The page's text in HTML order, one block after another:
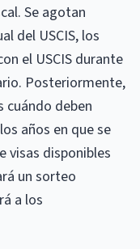
Se agotan
del USCIS, los
el USCIS durante
Posteriormente,
cuándo deben
años en que se
visas disponibles
un sorteo
a los